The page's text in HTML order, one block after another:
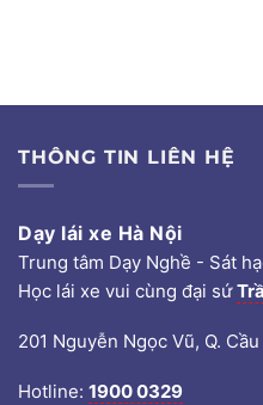
THÔNG TIN LIÊN HỆ
Dạy lái xe Hà Nội
Trung tâm Dạy Nghề - Sát
Học lái xe vui cùng đại sứ
201 Nguyễn Ngọc Vũ, Q.
Hotline: 1900 0329